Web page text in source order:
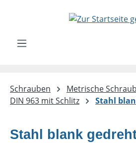
Zum Hauptinhalt springen
Schrauben Metrische
DIN 963 mit Schlitz
Stahl
Stahl blank